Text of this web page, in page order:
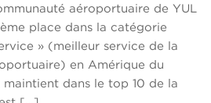
aéroportuaire de YUL
place dans la catégorie
» (meilleur service de la
en Amérique du
maintient dans le top 10 de la